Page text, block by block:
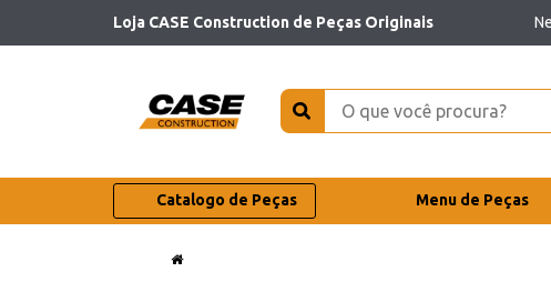
Loja CASE Construction de Peças Originais
Catalogo de Peças Menu de Peças